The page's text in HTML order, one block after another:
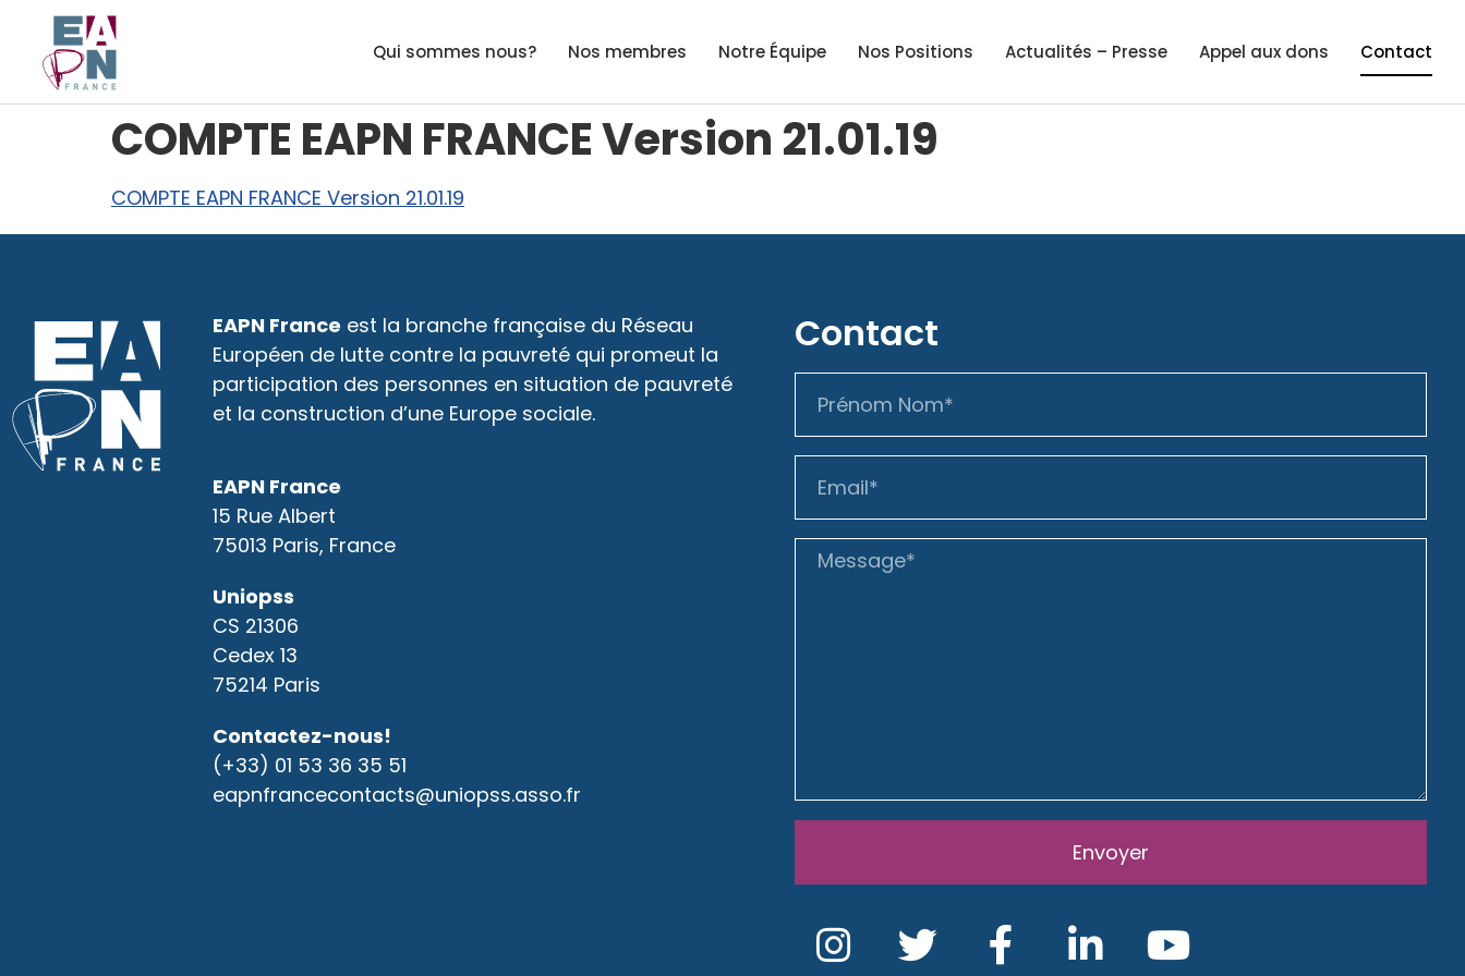
Qui sommes nous? Nos membres Notre Équipe Nos Positions Actualités – Presse Appel aux dons Contact
COMPTE EAPN FRANCE Version 21.01.19
COMPTE EAPN FRANCE Version 21.01.19
EAPN France est la branche française du Réseau
Européen de lutte contre la pauvreté qui promeut la
participation des personnes en situation de pauvreté
et la construction d’une Europe sociale.
EAPN France
15 Rue Albert
75013 Paris, France
Uniopss
CS 21306
Cedex 13
75214 Paris
Contactez-nous!
(+33) 01 53 36 35 51
eapnfrancecontacts@uniopss.asso.fr
Contact
Envoyer